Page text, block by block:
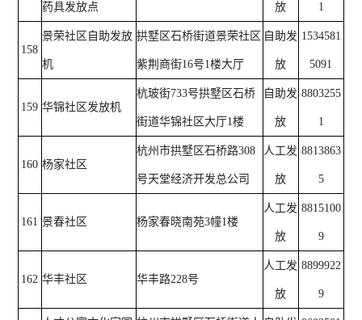
药具发放点 放 1
158
景荣社区自助发放
机
拱墅区石桥街道景荣社区
紫荆商街16号1楼大厅
自助发
放
1534581
5091
159 华锦社区发放机
杭玻街733号拱墅区石桥
街道华锦社区大厅1楼
自助发
放
8803255
1
160 杨家社区
杭州市拱墅区石桥路308
号天堂经济开发总公司
人工发
放
8813863
5
161 景春社区 杨家春晓南苑3幢1楼
人工发
放
8815100
9
162 华丰社区 华丰路228号
人工发
放
8899922
9